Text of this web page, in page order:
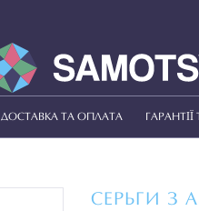
ДОСТАВКА ТА ОПЛАТА
СЕРЬГИ З